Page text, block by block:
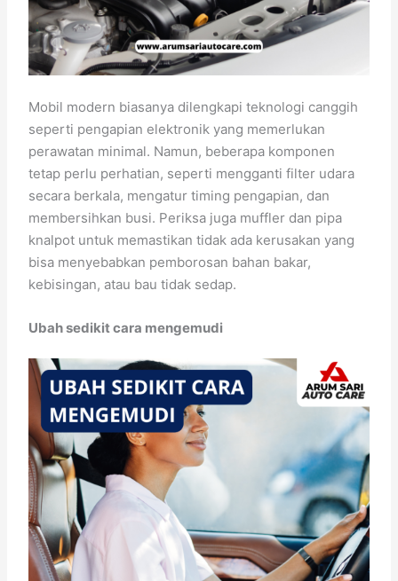
Mobil modern biasanya dilengkapi teknologi canggih
seperti pengapian elektronik yang memerlukan
perawatan minimal. Namun, beberapa komponen
tetap perlu perhatian, seperti mengganti filter udara
secara berkala, mengatur timing pengapian, dan
membersihkan busi. Periksa juga muffler dan pipa
knalpot untuk memastikan tidak ada kerusakan yang
bisa menyebabkan pemborosan bahan bakar,
kebisingan, atau bau tidak sedap.
Ubah sedikit cara mengemudi